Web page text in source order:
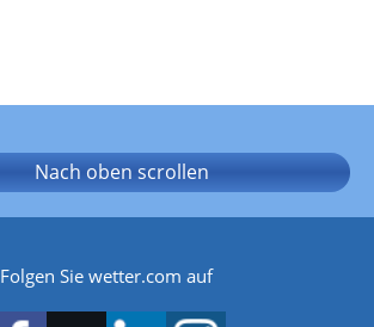
Nach oben scrollen
Folgen Sie wetter.com auf